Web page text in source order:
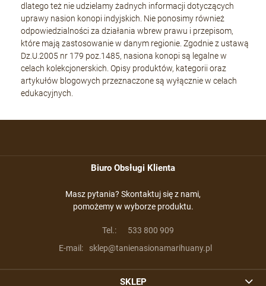
dlatego też nie udzielamy żadnych informacji dotyczących
uprawy nasion konopi indyjskich. Nie ponosimy również
odpowiedzialności za działania wbrew prawu i przepisom,
które mają zastosowanie w danym regionie. Zgodnie z ustawą
Dz.U.2005 nr 179 poz.1485, nasiona konopi są legalne w
celach kolekcjonerskich. Opisy produktów, kategorii oraz
artykułów blogowych przeznaczone są wyłącznie w celach
edukacyjnych.
Biuro Obsługi Klienta
Masz pytania? Skontaktuj się z nami,
pomożemy w wyborze produktu.
Tel.:
533 800 909
E-mail:
sklep@tanienasionamarihuany.pl
SKLEP